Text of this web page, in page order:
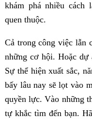
khám phá nhiều cách
quen thuộc.
Cả trong công việc lẫn
những cơ hội. Hoặc dự
Sự thể hiện xuất sắc,
bấy lâu nay sẽ lọt vào
quyền lực. Vào những
tự khắc tìm đến bạn.